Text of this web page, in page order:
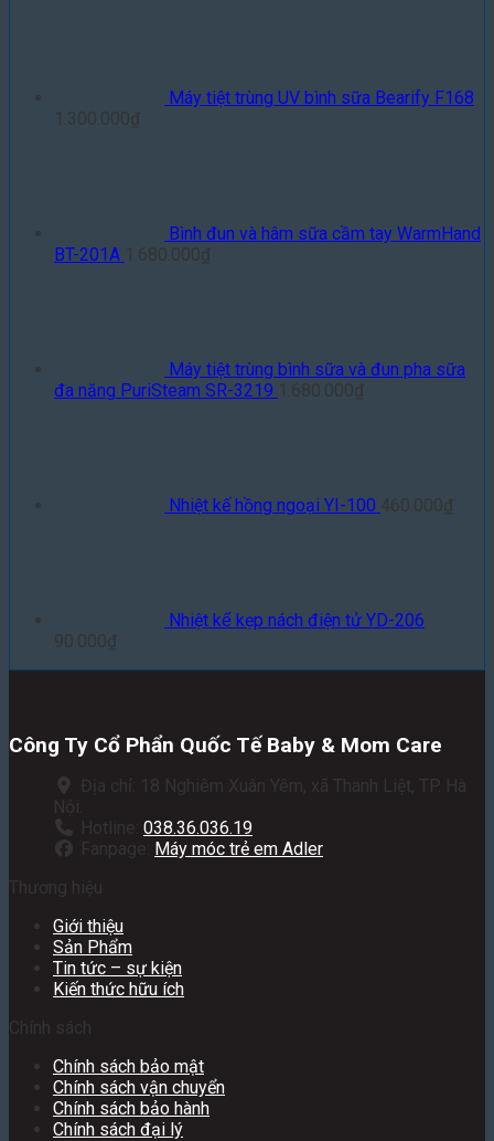
Máy tiệt trùng UV bình sữa Bearify F168
1.300.000₫
Bình đun và hâm sữa cầm tay WarmHand
BT-201A 1.680.000₫
Máy tiệt trùng bình sữa và đun pha sữa
đa năng PuriSteam SR-3219 1.680.000₫
Nhiệt kế hồng ngoại YI-100 460.000₫
Nhiệt kế kẹp nách điện tử YD-206
90.000₫
Công Ty Cổ Phẩn Quốc Tế Baby & Mom Care
Địa chỉ: 18 Nghiêm Xuân Yêm, xã Thanh Liệt, TP. Hà
Nội.
Hotline: 038.36.036.19
Fanpage: Máy móc trẻ em Adler
Thương hiệu
Giới thiệu
Sản Phẩm
Tin tức – sự kiện
Kiến thức hữu ích
Chính sách
Chính sách bảo mật
Chính sách vận chuyển
Chính sách bảo hành
Chính sách đại lý